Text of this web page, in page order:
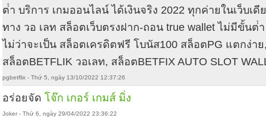
ต่ํา บริการ เกมออนไลน์ ได้เงินจริง 2022 ทุกค่ายในเว็บเดี
ทาง วอ เลท สล็อตเว็บตรงฝาก-ถอน true wallet ไม่มีขั้นต่ํ
ไม่ว่าจะเป็น สล็อตเครดิตฟรี โบนัส100 สล็อตPG แตกง่า
สล็อตBETFLIK วอเลท, สล็อตBETFIX AUTO SLOT
pgbetflix - Thứ 5, ngày 13/10/2022 12:37:26
อร่อยจัดโจ๊ก เกอร์ เกมส์ มิ่ง
Joker - Thứ 6, ngày 29/04/2022 23:36:22